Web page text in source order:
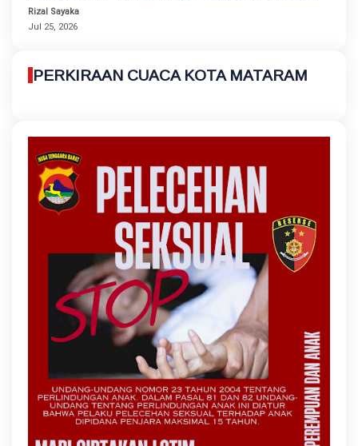
Rizal Sayaka
Jul 25, 2026
PERKIRAAN CUACA KOTA MATARAM